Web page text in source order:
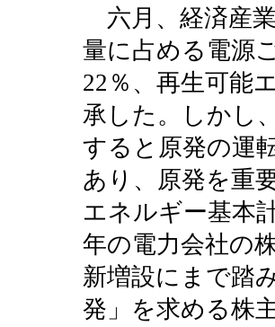
六月、経済産
量に占める電源
22％、再生可能
承した。しかし
すると原発の運
あり、原発を重
エネルギー基本
年の電力会社の
新増設にまで踏
発」を求める株